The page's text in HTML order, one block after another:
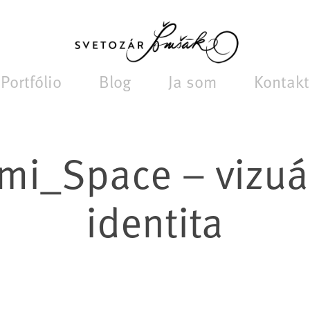
Portfólio Blog Ja som Kontakt
–
identita